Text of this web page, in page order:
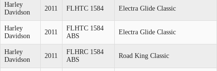
Harley
Davidson
2011 FLHTC 1584 Electra Glide Classic
Harley
Davidson
2011
FLHTC 1584
ABS
Electra Glide Classic
Harley
Davidson
2011
FLHRC 1584
ABS
Road King Classic